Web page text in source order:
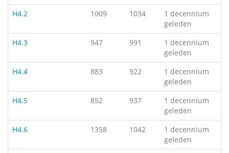
H4.2
1009 1034
1 decennium
geleden
H4.3
947 991
1 decennium
geleden
H4.4
883 922
1 decennium
geleden
H4.5
852 937
1 decennium
geleden
H4.6
1358 1042
1 decennium
geleden